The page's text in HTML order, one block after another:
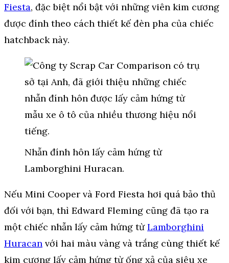
Fiesta, đặc biệt nổi bật với những viên kim cương
được đính theo cách thiết kế đèn pha của chiếc
hatchback này.
Nhẫn đính hôn lấy cảm hứng từ
Lamborghini Huracan.
Nếu Mini Cooper và Ford Fiesta hơi quá bảo thủ
đối với bạn, thì Edward Fleming cũng đã tạo ra
một chiếc nhẫn lấy cảm hứng từLamborghini
Huracan với hai màu vàng và trắng cùng thiết kế
kim cương lấy cảm hứng từ ống xả của siêu xe